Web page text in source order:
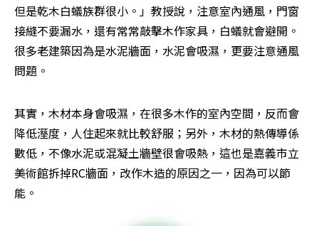
但是乾木白蟻族群很小。」教授說，注意室內通風，門窗
接縫不要漏水，還有常常敲擊木作家具，白蟻就會避開。
很多老建築因為是水泥牆面，水泥會吸濕，更要注意通風
問題。
其實，木材本身會吸濕，在很多木作的室內空間，反而會
降低溼度，人住起來就比較舒服；另外，木材的熱傳導係
數低，不像水泥或混凝土牆壁很會吸熱，這也是嘉義市立
美術館拆掉RC牆面，改作木造的原因之一，因為可以節
能。